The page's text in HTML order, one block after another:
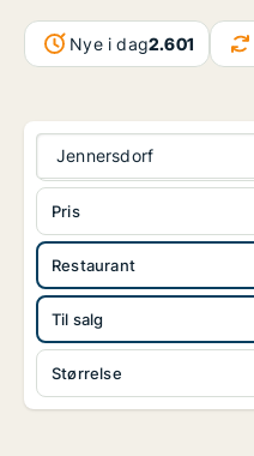
Nye i dag2.601
Jennersdorf
Restaurant
Til salg
Størrelse
Pris